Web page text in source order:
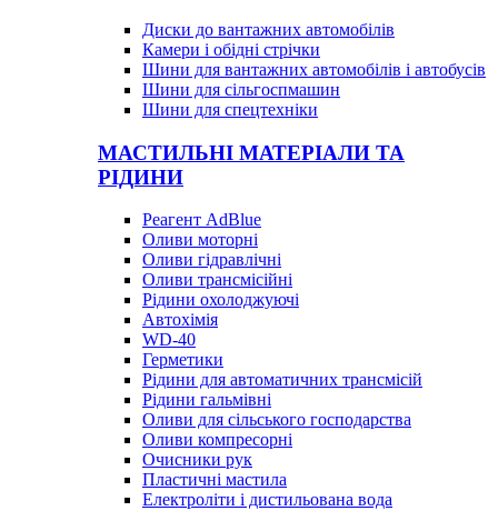
Диски до вантажних автомобілів
Камери і обідні стрічки
Шини для вантажних автомобілів і автобусів
Шини для сільгоспмашин
Шини для спецтехніки
МАСТИЛЬНІ МАТЕРІАЛИ ТА
РІДИНИ
Реагент AdBlue
Оливи моторні
Оливи гідравлічні
Оливи трансмісійні
Рідини охолоджуючі
Автохімія
WD-40
Герметики
Рідини для автоматичних трансмісій
Рідини гальмівні
Оливи для сільського господарства
Оливи компресорні
Очисники рук
Пластичні мастила
Електроліти і дистильована вода